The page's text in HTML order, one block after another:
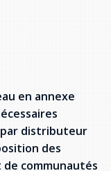
en annexe
distributeur
des
de communautés